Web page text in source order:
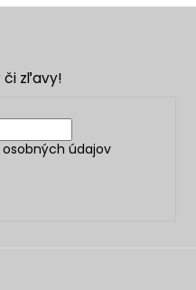
či zľavy!
údajov